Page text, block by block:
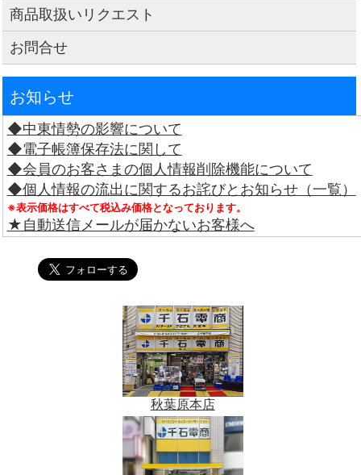
商品取扱いリクエスト
お問合せ
お知らせ
◆中東情勢の影響について
◆電子帳簿保存法に関して
◆会員のお客さまの個人情報削除機能について
◆個人情報の流出に関するお詫びとお知らせ（一覧）
※表示価格はすべて税込み価格となっております。
★自動送信メールが届かないお客様へ
秋葉原本店